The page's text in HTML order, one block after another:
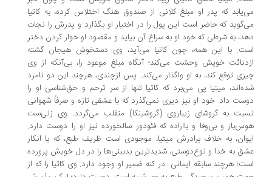
که پدر او مبلغ کلانی از صندوق هنگ اختلاس کرده، به کاتیا
که حاضر است این پول را در اختیار او بگذارد و پدرش را نجات
به شرطی که خود او به سراغ آن بیاید و مقصود او خوار کردن دختر
با این همه، چون کاتیا می‌آید، وی دستخوش هیجان گشته
خویش وحشت می‌کند؛ آنگاه مبلغ موعود را، بی‌آنکه از وی
توقع کند، به او واگذار می‌کند. پس ازچندی، هرچند این دو نامزد
میتیا پی می‌برد که کاتیا تنها از سر ترحم و حق‌شناسی او را
داد. خود او نیز دیری نمی‌گذرد که با عشقی تازه و صرفاً شهوانی
به گروشای زیباروی (گروشینکا) منقلب می‌گردد. وی زنی‌ست
و بی‌وفا و بااراده که فئودور سالخورده نیز او را دوست دارد.
به خلاف برادرش میتیا، موجودی است ظریف طبع، که با انکار
به خدا و نوع‌دوستی، شدیدترین بدبینی‌ها را در دل خویش پرورده
هرچند سابقه ایمانی در کنه ضمیر او وجود دارد. وی کاتیا را که از